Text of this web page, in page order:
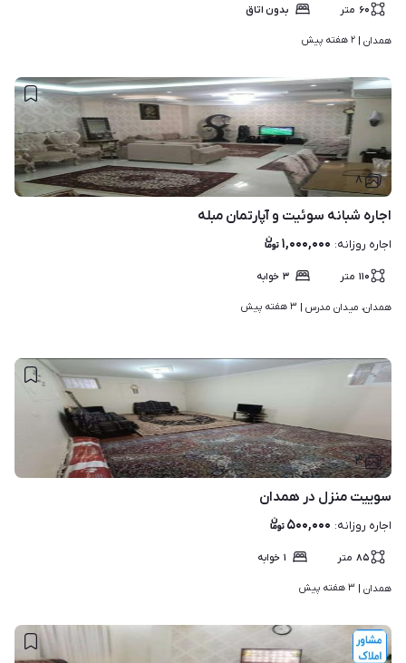
۶۰ متر بدون اتاق
همدان | ۲ هفته پیش
۸
اجاره شبانه سوئیت و آپارتمان مبله
اجاره روزانه: ۱,۰۰۰,۰۰۰
۱۱۰ متر ۳ خوابه
همدان، میدان مدرس | ۳ هفته پیش
۳
سوییت منزل در همدان
اجاره روزانه: ۵۰۰,۰۰۰
۸۵ متر ۱ خوابه
همدان | ۳ هفته پیش